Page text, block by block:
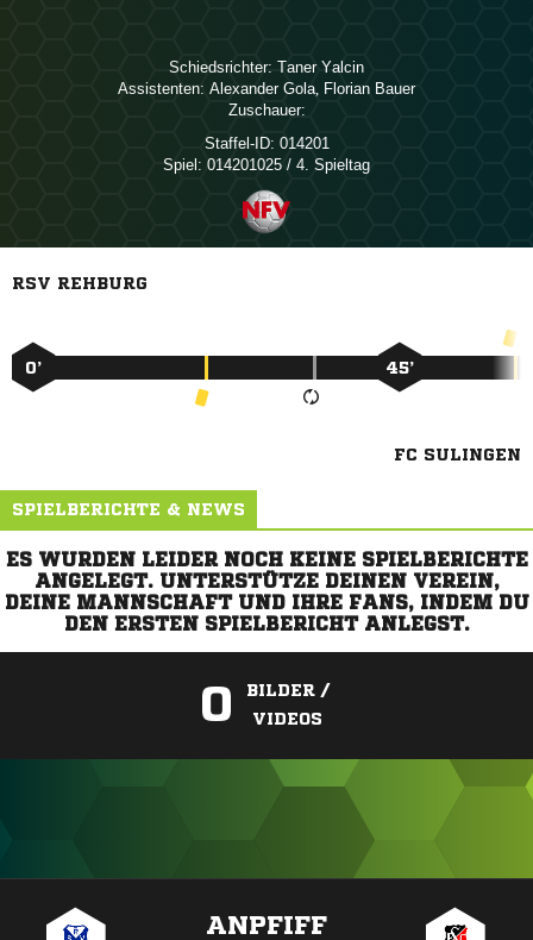
Schiedsrichter:  
Assistenten:  ,  
Zuschauer:
Staffel-ID: 014201
Spiel: 014201025 / 4. Spieltag
RSV REHBURG
0’ 45’
FC SULINGEN
SPIELBERICHTE & NEWS
ES WURDEN LEIDER NOCH KEINE SPIELBERICHTE
ANGELEGT. UNTERSTÜTZE DEINEN VEREIN,
DEINE MANNSCHAFT UND IHRE FANS, INDEM DU
DEN ERSTEN SPIELBERICHT ANLEGST.
0
BILDER /
VIDEOS
ANPFIFF